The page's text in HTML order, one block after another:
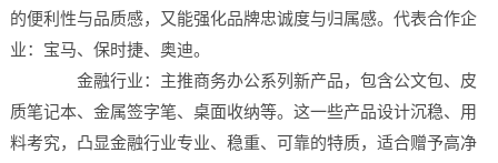
的便利性与品质感，又能强化品牌忠诚度与归属感。代表合作企
业：宝马、保时捷、奥迪。
金融行业：主推商务办公系列新产品，包含公文包、皮
质笔记本、金属签字笔、桌面收纳等。这一些产品设计沉稳、用
料考究，凸显金融行业专业、稳重、可靠的特质，适合赠予高净